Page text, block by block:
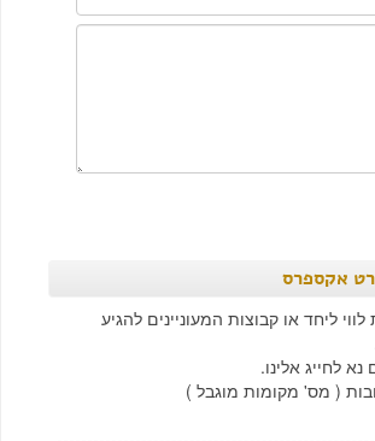
אקספרס
ליחד או קבוצות המעוניינים להגיע
לחייג אלינו.
( מס' מקומות מוגבל )